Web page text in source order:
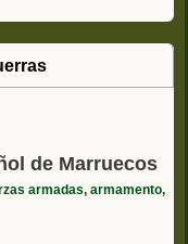
de Marruecos
armadas, armamento,